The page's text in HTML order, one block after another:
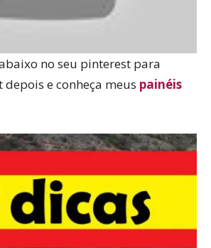
no seu pinterest para
depois e conheça meus painéis